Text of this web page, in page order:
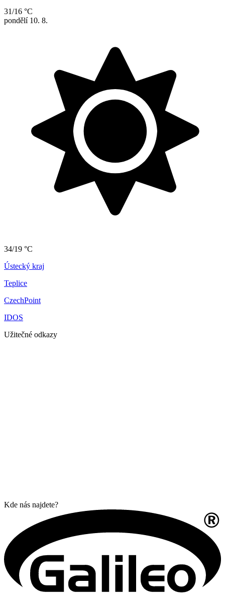
31/16 °C
pondělí 10. 8.
34/19 °C
Ústecký kraj
Teplice
CzechPoint
IDOS
Užitečné odkazy
Kde nás najdete?